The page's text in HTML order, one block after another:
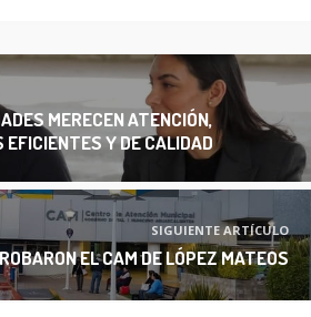
MERECEN ATENCIÓN,
EFICIENTES Y DE CALIDAD
SIGUIENTE ARTÍCULO
ROBARON EL CAM DE LÓPEZ MATEOS